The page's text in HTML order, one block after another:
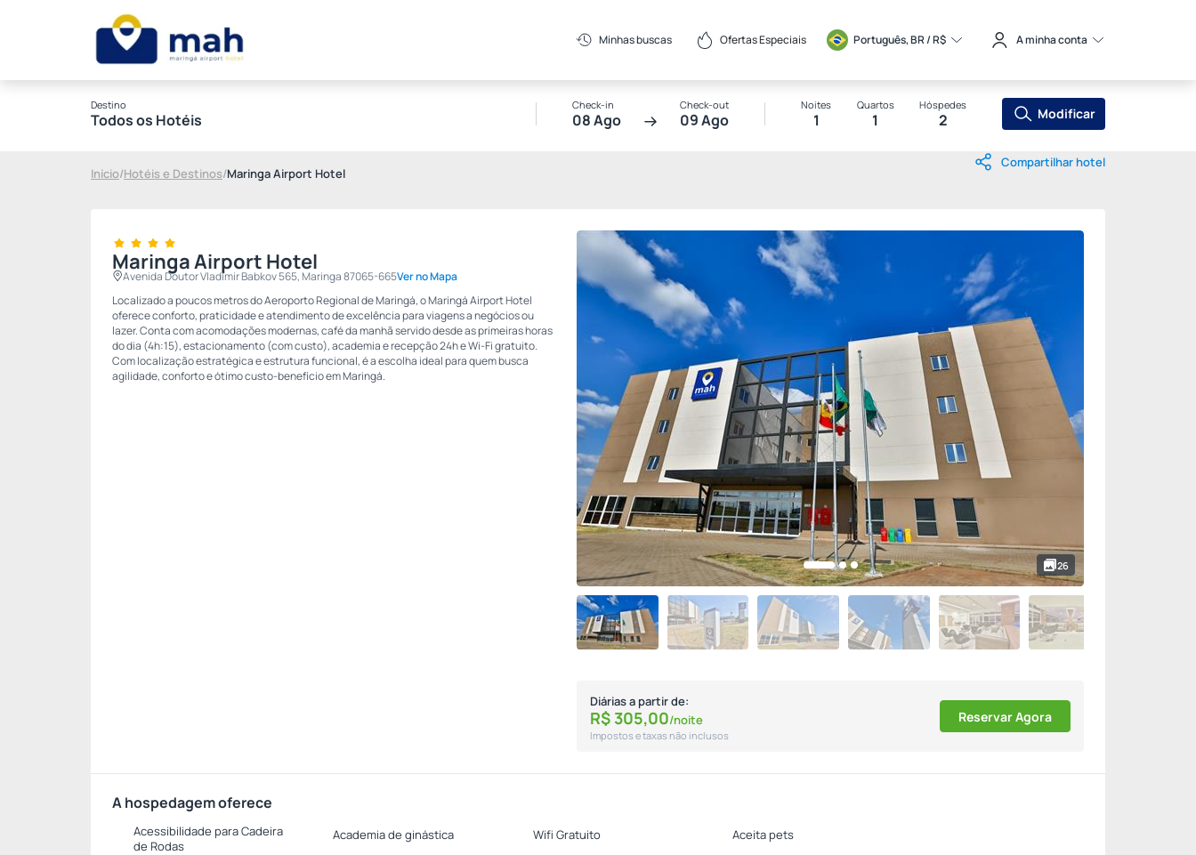
Minhas buscas Ofertas Especiais Português, BR / R$ A minha conta
Destino
Todos os Hotéis
Check-in
08 Ago
Check-out
09 Ago
Noites
1
Quartos
1
Hóspedes
2 Modificar
Início/Hotéis e Destinos/Maringa Airport Hotel
Compartilhar hotel
Maringa Airport Hotel
Avenida Doutor Vladimir Babkov 565, Maringa 87065-665Ver no Mapa
Localizado a poucos metros do Aeroporto Regional de Maringá, o Maringá Airport Hotel
oferece conforto, praticidade e atendimento de excelência para viagens a negócios ou
lazer. Conta com acomodações modernas, café da manhã servido desde as primeiras horas
do dia (4h:15), estacionamento (com custo), academia e recepção 24h e Wi-Fi gratuito.
Com localização estratégica e estrutura funcional, é a escolha ideal para quem busca
agilidade, conforto e ótimo custo-benefício em Maringá.
26
Diárias a partir de:
R$ 305,00/noite
Impostos e taxas não inclusos
Reservar Agora
A hospedagem oferece
Acessibilidade para Cadeira
de Rodas
Academia de ginástica Wifi Gratuito Aceita pets